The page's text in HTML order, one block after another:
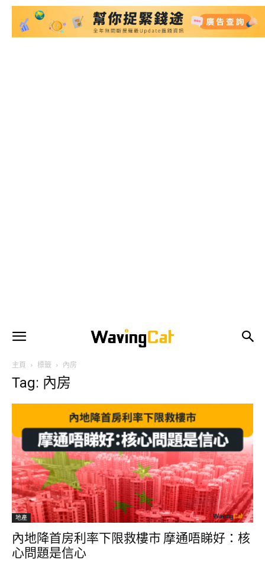
主頁 標籤 內房
Tag: 內房
地產
內地降首房利率下限救樓市 摩通唔睇好：核
心問題是信心